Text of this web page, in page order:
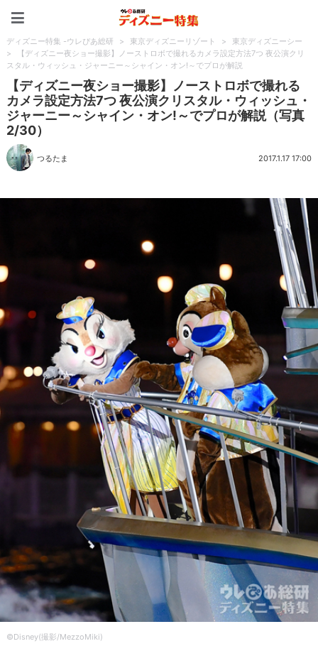
ディズニー特集 -ウレぴあ総研 > 東京ディズニーリゾート >
東京ディズニーシー
>
【ディズニー夜ショー撮影】ノーストロボで撮れるカメラ設定方法7つ 夜公演クリ
スタル・ウィッシュ・ジャーニー～シャイン・オン!～でプロが解説
【ディズニー夜ショー撮影】ノーストロボで撮れる
カメラ設定方法7つ 夜公演クリスタル・ウィッシュ・
ジャーニー～シャイン・オン!～でプロが解説（写真
2/30）
つるたま 2017.1.17 17:00
©Disney(撮影/MezzoMiki)